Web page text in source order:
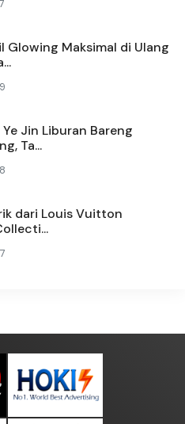
Glowing Maksimal di Ulang
Jin Liburan Bareng
Ta...
dari Louis Vuitton